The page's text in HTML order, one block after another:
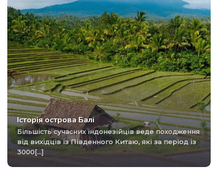
Історія острова Балі
Більшість сучасних індонезійців веде походження
від вихідців із Південного Китаю, які за період із
3000[...]